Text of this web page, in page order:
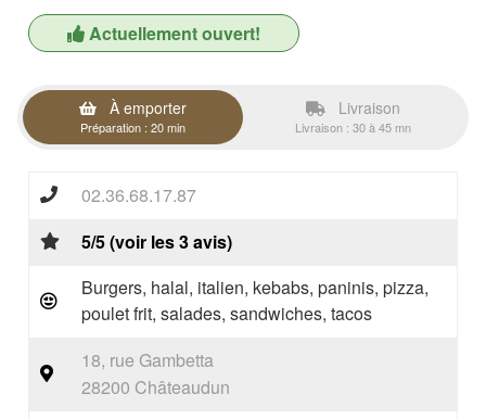
Actuellement ouvert!
À emporter
Préparation : 20 min
Livraison
Livraison : 30 à 45 mn
02.36.68.17.87
5/5 (voir les 3 avis)
Burgers, halal, italien, kebabs, paninis, pizza,
poulet frit, salades, sandwiches, tacos
18, rue Gambetta
28200 Châteaudun